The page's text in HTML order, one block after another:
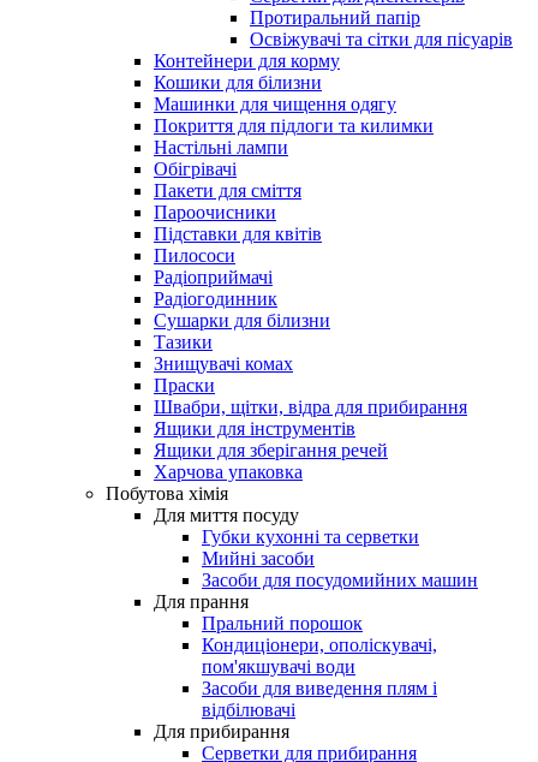
Протиральний папір
Освіжувачі та сітки для пісуарів
Контейнери для корму
Кошики для білизни
Машинки для чищення одягу
Покриття для підлоги та килимки
Настільні лампи
Обігрівачі
Пакети для сміття
Пароочисники
Підставки для квітів
Пилососи
Радіоприймачі
Радіогодинник
Сушарки для білизни
Тазики
Знищувачі комах
Праски
Швабри, щітки, відра для прибирання
Ящики для інструментів
Ящики для зберігання речей
Харчова упаковка
Побутова хімія
Для миття посуду
Губки кухонні та серветки
Мийні засоби
Засоби для посудомийних машин
Для прання
Пральний порошок
Кондиціонери, ополіскувачі,
пом'якшувачі води
Засоби для виведення плям і
відбілювачі
Для прибирання
Серветки для прибирання